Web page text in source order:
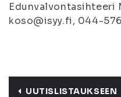
Edunvalvontasihteeri
koso@isyy.fi, 044-
UUTISLISTAUKSEEN